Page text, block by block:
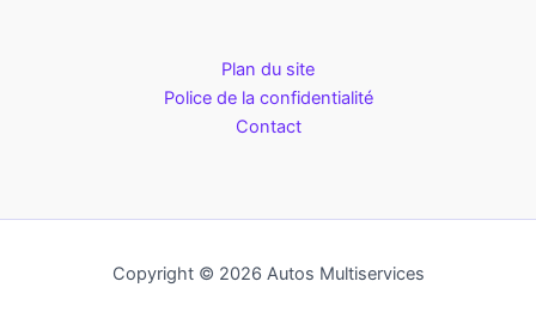
Plan du site
Police de la confidentialité
Contact
Copyright © 2026 Autos Multiservices